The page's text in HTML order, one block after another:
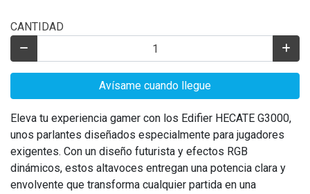
CANTIDAD
Avísame cuando llegue
Eleva tu experiencia gamer con los Edifier HECATE G3000,
unos parlantes diseñados especialmente para jugadores
exigentes. Con un diseño futurista y efectos RGB
dinámicos, estos altavoces entregan una potencia clara y
envolvente que transforma cualquier partida en una